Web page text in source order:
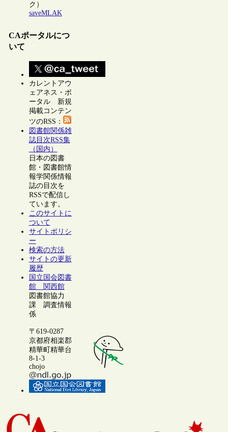
ク）
saveMLAK
CAポータルにつ
いて
カレントアウ
ェアネス・ポ
ータル 新規
掲載コンテン
ツのRSS：
図書館関係雑
誌目次RSS集
（国内）
日本の図書
館・図書館情
報学関係情報
誌の目次を
RSSで配信し
ています。
このサイトに
ついて
サイトポリシ
ー
検索の方法
サイトの更新
履歴
国立国会図書
館 関西館
図書館協力
課 調査情報
係
〒619-0287
京都府相楽郡
精華町精華台
8-1-3
chojo